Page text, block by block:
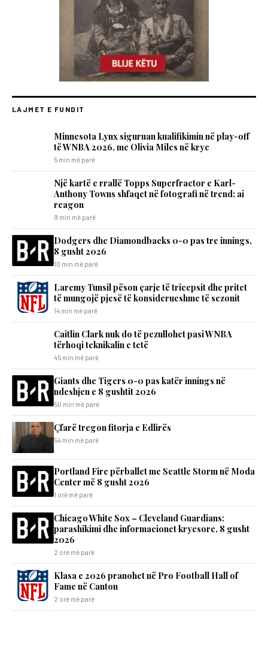
LAJMET E FUNDIT
Minnesota Lynx siguruan kualifikimin në play-off
të WNBA 2026, me Olivia Miles në krye
5 min më parë
Një kartë e rrallë Topps Superfractor e Karl-
Anthony Towns shfaqet në fotografi në trend; ai
reagon
9 min më parë
Dodgers dhe Diamondbacks 0-0 pas tre innings,
8 gusht 2026
10 min më parë
Laremy Tunsil pëson çarje të tricepsit dhe pritet
të mungojë pjesë të konsiderueshme të sezonit
14 min më parë
Caitlin Clark nuk do të pezullohet pasi WNBA
tërhoqi teknikalin e tetë
45 min më parë
Giants dhe Tigers 0-0 pas katër innings në
ndeshjen e 8 gushtit 2026
50 min më parë
Çfarë tregon fitorja e Edlirës
54 min më parë
Portland Fire përballet me Seattle Storm në Moda
Center më 8 gusht 2026
1 orë më parë
Chicago White Sox – Cleveland Guardians:
parashikimi dhe informacionet kryesore, 8 gusht
2026
2 orë më parë
Klasa e 2026 pranohet në Pro Football Hall of
Fame në Canton
2 orë më parë